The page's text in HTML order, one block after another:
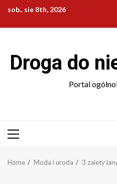
content
sob.. sie 8th, 2026
Droga do
Portal
Primary
Home Moda i uroda 3 zalety